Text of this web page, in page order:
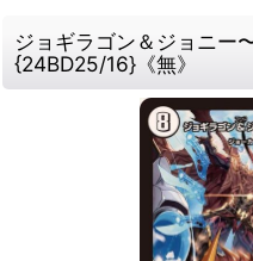
ジョギラゴン＆ジョニー
{24BD25/16}《無》